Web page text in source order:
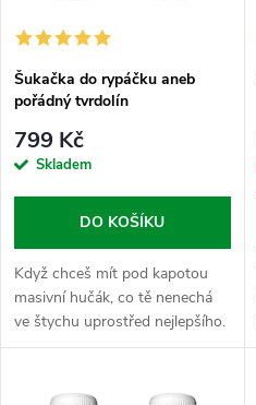
p
r
o
d
u
k
t
p
r
o
u
k
Šukačka do rypáčku aneb
pořádný tvrdolín
799 Kč
Skladem
DO KOŠÍKU
Když chceš mít pod kapotou
masivní hučák, co tě nenechá
ve štychu uprostřed nejlepšího.
Žádný vadnutí, žádný omluvy.
kombo pro totální jistotu, že...